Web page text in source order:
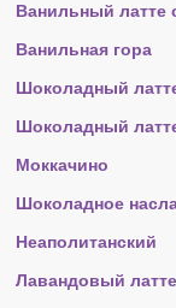
Ванильный латте
Ванильная гора
Шоколадный
Шоколадный
Моккачино
Шоколадное
Неаполитанский
Лавандовый латте